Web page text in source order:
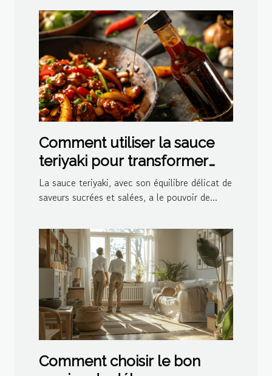
Comment utiliser la sauce
teriyaki pour transformer
vos plats
La sauce teriyaki, avec son équilibre délicat de
saveurs sucrées et salées, a le pouvoir de...
Comment choisir le bon